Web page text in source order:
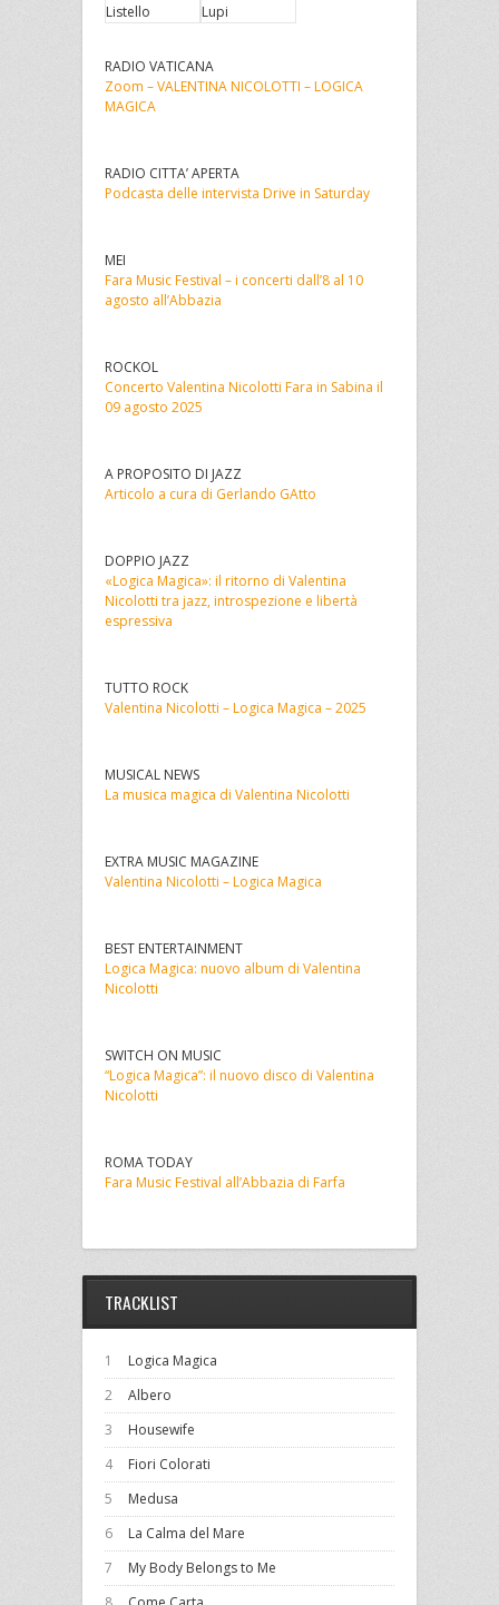
Listello
Lupi
RADIO VATICANA
Zoom – VALENTINA NICOLOTTI – LOGICA
MAGICA
RADIO CITTA’ APERTA
Podcasta delle intervista Drive in Saturday
MEI
Fara Music Festival – i concerti dall’8 al 10
agosto all’Abbazia
ROCKOL
Concerto Valentina Nicolotti Fara in Sabina il
09 agosto 2025
A PROPOSITO DI JAZZ
Articolo a cura di Gerlando GAtto
DOPPIO JAZZ
«Logica Magica»: il ritorno di Valentina
Nicolotti tra jazz, introspezione e libertà
espressiva
TUTTO ROCK
Valentina Nicolotti – Logica Magica – 2025
MUSICAL NEWS
La musica magica di Valentina Nicolotti
EXTRA MUSIC MAGAZINE
Valentina Nicolotti – Logica Magica
BEST ENTERTAINMENT
Logica Magica: nuovo album di Valentina
Nicolotti
SWITCH ON MUSIC
“Logica Magica”: il nuovo disco di Valentina
Nicolotti
ROMA TODAY
Fara Music Festival all’Abbazia di Farfa
TRACKLIST
1
Logica Magica
2
Albero
3
Housewife
4
Fiori Colorati
5
Medusa
6
La Calma del Mare
7
My Body Belongs to Me